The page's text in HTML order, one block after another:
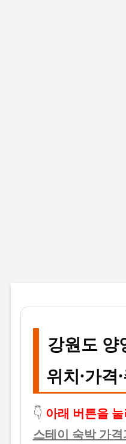
강원도 양
위치·가격
👇 아래 버튼을 눌
스테이 숙박 가